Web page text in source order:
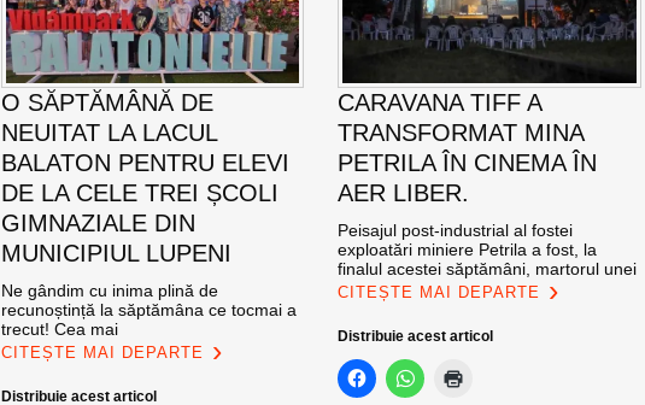
O SĂPTĂMÂNĂ DE
NEUITAT LA LACUL
BALATON PENTRU ELEVI
DE LA CELE TREI ȘCOLI
GIMNAZIALE DIN
MUNICIPIUL LUPENI
Ne gândim cu inima plină de
recunoștință la săptămâna ce tocmai a
trecut! Cea mai
CITEȘTE MAI DEPARTE
Distribuie acest articol
CARAVANA TIFF A
TRANSFORMAT MINA
PETRILA ÎN CINEMA ÎN
AER LIBER.
Peisajul post-industrial al fostei
exploatări miniere Petrila a fost, la
finalul acestei săptămâni, martorul unei
CITEȘTE MAI DEPARTE
Distribuie acest articol